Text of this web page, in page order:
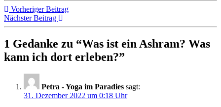
Vorheriger Beitrag
Nächster Beitrag
1 Gedanke zu “Was ist ein Ashram? Was
kann ich dort erleben?”
Petra - Yoga im Paradies sagt:
31. Dezember 2022 um 0:18 Uhr